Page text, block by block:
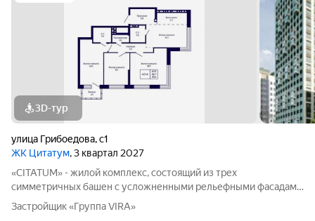
3D-тур
улица Грибоедова,с1
ЖК Цитатум, 3 квартал 2027
«CITATUM» - жилой комплекс, состоящий из трех
симметричных башен с усложненными рельефными фасадами
(23, 8, 23 этажей), с единым пространством-стилобатом, в
котором расположится просторное дизайнерское лобби с
Застройщик «Группа VIRA»